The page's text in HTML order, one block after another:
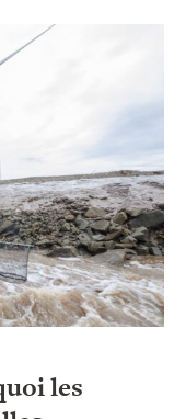
les